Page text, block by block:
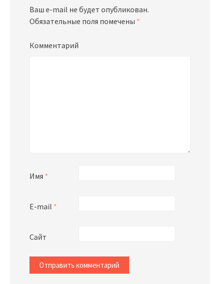
Ваш e-mail не будет опубликован.
Обязательные поля помечены *
Комментарий
Имя *
E-mail *
Сайт